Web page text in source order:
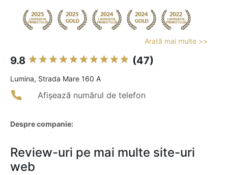
Arată mai multe >>
9.8 (47)
Lumina, Strada Mare 160 A
Afișează numărul de telefon
Despre companie:
Review-uri pe mai multe site-uri
web